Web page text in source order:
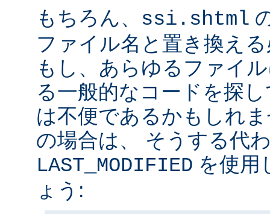
もちろん、 ssi.shtml
ファイル名と置き換え
もし、あらゆるファイ
る一般的なコードを探
は不便であるかもしれ
の場合は、 そうする代
LAST_MODIFIED を使用
ょう: